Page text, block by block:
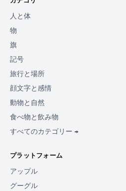
人と体
物
旗
記号
旅行と場所
顔文字と感情
動物と自然
食べ物と飲み物
すべてのカテゴリー →
プラットフォーム
アップル
グーグル